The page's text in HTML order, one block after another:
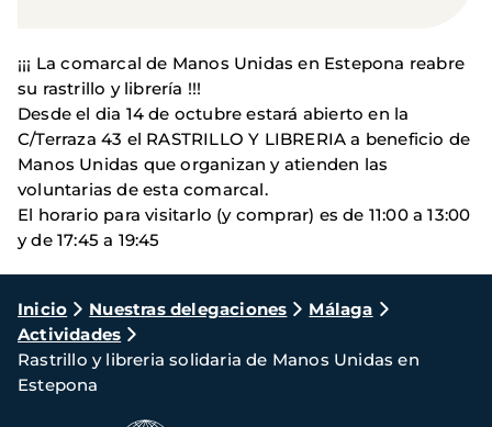
¡¡¡ La comarcal de Manos Unidas en Estepona reabre
su rastrillo y librería !!!
Desde el dia 14 de octubre estará abierto en la
C/Terraza 43 el RASTRILLO Y LIBRERIA a beneficio de
Manos Unidas que organizan y atienden las
voluntarias de esta comarcal.
El horario para visitarlo (y comprar) es de 11:00 a 13:00
y de 17:45 a 19:45
Ruta
de
navegación
Inicio Nuestras delegaciones
Málaga
Actividades
Rastrillo y libreria solidaria de Manos Unidas en
Estepona